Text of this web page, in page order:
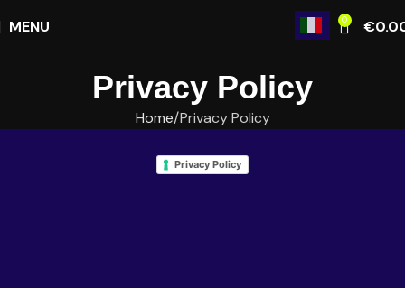
MENU 0 €
Privacy Policy
Home Privacy Policy
Privacy Policy